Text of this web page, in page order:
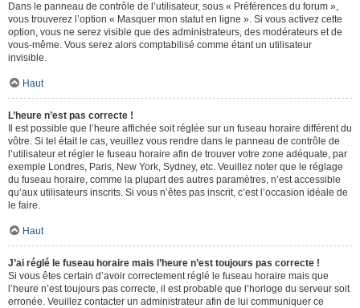
Dans le panneau de contrôle de l’utilisateur, sous « Préférences du forum »,
vous trouverez l’option « Masquer mon statut en ligne ». Si vous activez cette
option, vous ne serez visible que des administrateurs, des modérateurs et de
vous-même. Vous serez alors comptabilisé comme étant un utilisateur
invisible.
Haut
L’heure n’est pas correcte !
Il est possible que l’heure affichée soit réglée sur un fuseau horaire différent du
vôtre. Si tel était le cas, veuillez vous rendre dans le panneau de contrôle de
l’utilisateur et régler le fuseau horaire afin de trouver votre zone adéquate, par
exemple Londres, Paris, New York, Sydney, etc. Veuillez noter que le réglage
du fuseau horaire, comme la plupart des autres paramètres, n’est accessible
qu’aux utilisateurs inscrits. Si vous n’êtes pas inscrit, c’est l’occasion idéale de
le faire.
Haut
J’ai réglé le fuseau horaire mais l’heure n’est toujours pas correcte !
Si vous êtes certain d’avoir correctement réglé le fuseau horaire mais que
l’heure n’est toujours pas correcte, il est probable que l’horloge du serveur soit
erronée. Veuillez contacter un administrateur afin de lui communiquer ce